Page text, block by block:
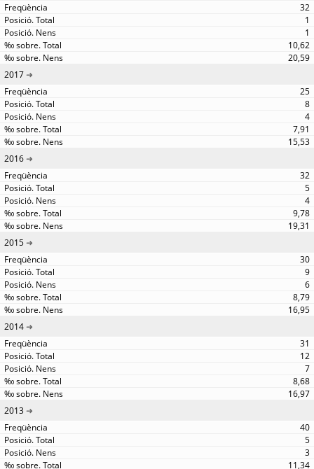
32
1
1
10,62
20,59
2017
25
8
4
7,91
15,53
2016
32
5
4
9,78
19,31
2015
30
9
6
8,79
16,95
2014
31
12
7
8,68
16,97
2013
40
5
3
11,34